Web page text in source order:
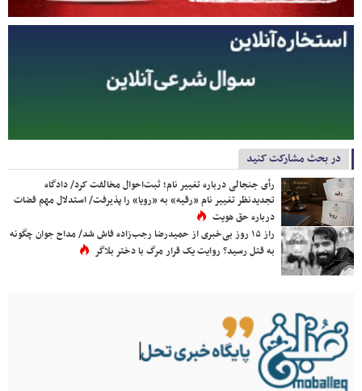
در بحث مشارکت کنید
رأی جنجالی درباره تغییر نام؛ ثبت‌احوال مخالفت کرد/ دادگاه
تجدیدنظر تغییر نام «رقیه» به «رویا» را پذیرفت/ استدلال مهم قضات
درباره حق هویت
راز ۱۵ روز بی‌خبری از حمیدرضا رجب‌زاده فاش شد/ مداح جوان چگونه
به قتل رسید؟ روایت یک قرار مرگ با دختر بلاگر